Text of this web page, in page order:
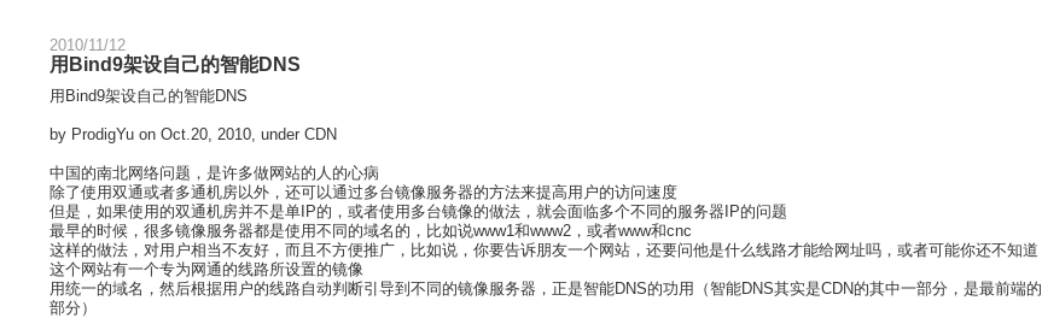
2010/11/12
用Bind9架设自己的智能DNS
用Bind9架设自己的智能DNS
by ProdigYu on Oct.20, 2010, under CDN
中国的南北网络问题，是许多做网站的人的心病
除了使用双通或者多通机房以外，还可以通过多台镜像服务器的方法来提高用户的访问速度
但是，如果使用的双通机房并不是单IP的，或者使用多台镜像的做法，就会面临多个不同的服务器IP的问题
最早的时候，很多镜像服务器都是使用不同的域名的，比如说www1和www2，或者www和cnc
这样的做法，对用户相当不友好，而且不方便推广，比如说，你要告诉朋友一个网站，还要问他是什么线路才能给网址吗，或者可能你还不知道
这个网站有一个专为网通的线路所设置的镜像
用统一的域名，然后根据用户的线路自动判断引导到不同的镜像服务器，正是智能DNS的功用（智能DNS其实是CDN的其中一部分，是最前端的
部分）